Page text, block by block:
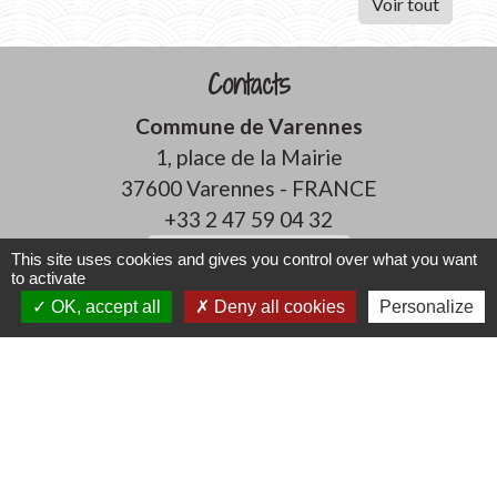
Contacts
Commune de Varennes
1, place de la Mairie
37600 Varennes - FRANCE
+33 2 47 59 04 32
Contact par formulaire
Liens
This site uses cookies and gives you control over what you want
to activate
OK, accept all
Deny all cookies Personalize